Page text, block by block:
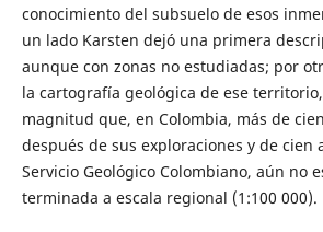
conocimiento del subsuelo de esos
un lado Karsten dejó una primera
aunque con zonas no estudiadas; por
la cartografía geológica de ese
magnitud que, en Colombia, más de
después de sus exploraciones y de cien
Servicio Geológico Colombiano, aún no
terminada a escala regional (1:100 000).